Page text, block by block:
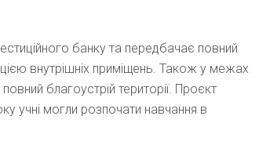
банку та передбачає повний
внутрішніх приміщень. Також у межах
благоустрій території. Проєкт
учні могли розпочати навчання в